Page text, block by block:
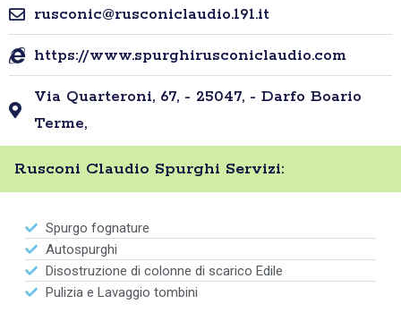
rusconic@rusconiclaudio.191.it
https://www.spurghirusconiclaudio.com
Via Quarteroni, 67, - 25047, - Darfo Boario
Terme,
Rusconi Claudio Spurghi Servizi:
Spurgo fognature
Autospurghi
Disostruzione di colonne di scarico Edile
Pulizia e Lavaggio tombini